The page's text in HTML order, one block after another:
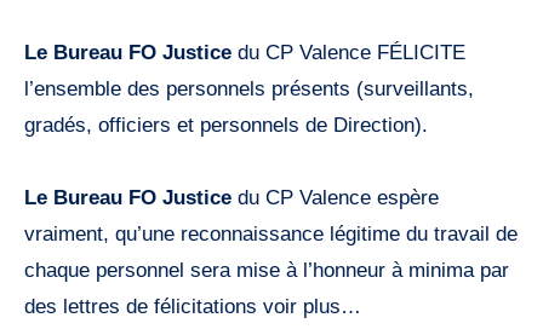
Le Bureau FO Justice du CP Valence FÉLICITE
l’ensemble des personnels présents (surveillants,
gradés, officiers et personnels de Direction).
Le Bureau FO Justice du CP Valence espère
vraiment, qu’une reconnaissance légitime du travail de
chaque personnel sera mise à l’honneur à minima par
des lettres de félicitations voir plus…